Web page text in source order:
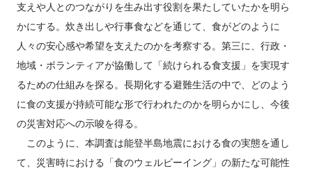
支えや人とのつながりを生み出す役割を果たしていたかを明ら
かにする。炊き出しや行事食などを通じて、食がどのように
人々の安心感や希望を支えたのかを考察する。第三に、行政・
地域・ボランティアが協働して「続けられる食支援」を実現す
るための仕組みを探る。長期化する避難生活の中で、どのよう
に食の支援が持続可能な形で行われたのかを明らかにし、今後
の災害対応への示唆を得る。
このように、本調査は能登半島地震における食の実態を通し
て、災害時における「食のウェルビーイング」の新たな可能性